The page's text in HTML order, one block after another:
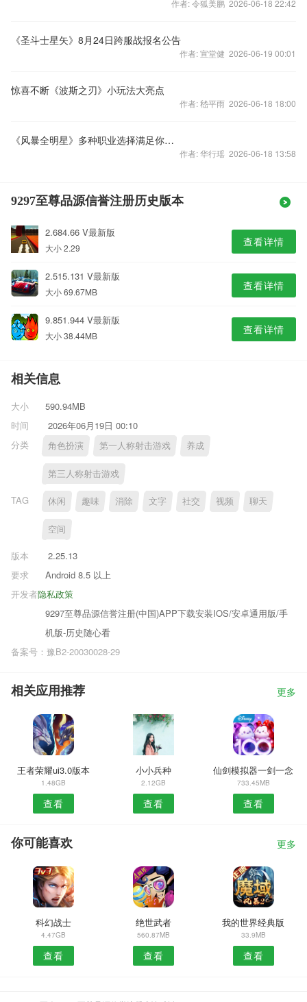
作者: 令狐美鹏 2026-06-18 22:42
《圣斗士星矢》8月24日跨服战报名公告
作者: 宣堂健 2026-06-19 00:01
惊喜不断《波斯之刃》小玩法大亮点
作者: 嵇平雨 2026-06-18 18:00
《风暴全明星》多种职业选择满足你爆棚收集欲
作者: 华行瑶 2026-06-18 13:58
9297至尊品源信誉注册历史版本
2.684.66 V最新版
大小 2.29 查看详情
2.515.131 V最新版
大小 69.67MB 查看详情
9.851.944 V最新版
大小 38.44MB 查看详情
相关信息
大小
590.94MB
时间
2026年06月19日 00:10
分类
角色扮演 第一人称射击游戏 养成
第三人称射击游戏
TAG 休闲 趣味 消除 文字 社交 视频 聊天
空间
版本
2.25.13
要求
Android 8.5 以上
隐私政策
开发者
9297至尊品源信誉注册(中国)APP下载安装IOS/安卓通用版/手
机版-历史随心看
备案号：豫B2-20030028-29
相关应用推荐 更多
王者荣耀ui3.0版本
1.48GB
查看
小小兵种
2.12GB
查看
仙剑模拟器一剑一念
733.45MB
查看
你可能喜欢 更多
科幻战士
4.47GB
查看
绝世武者
560.87MB
查看
我的世界经典版
33.9MB
查看